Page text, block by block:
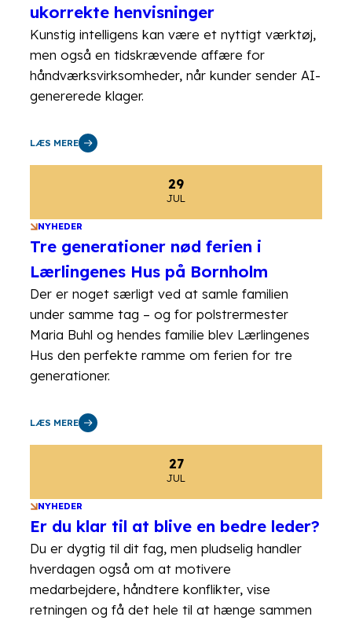
ukorrekte henvisninger
Kunstig intelligens kan være et nyttigt værktøj,
men også en tidskrævende affære for
håndværksvirksomheder, når kunder sender AI-
genererede klager.
LÆS MERE
29
JUL
NYHEDER
Tre generationer nød ferien i
Lærlingenes Hus på Bornholm
Der er noget særligt ved at samle familien
under samme tag – og for polstrermester
Maria Buhl og hendes familie blev Lærlingenes
Hus den perfekte ramme om ferien for tre
generationer.
LÆS MERE
27
JUL
NYHEDER
Er du klar til at blive en bedre leder?
Du er dygtig til dit fag, men pludselig handler
hverdagen også om at motivere
medarbejdere, håndtere konflikter, vise
retningen og få det hele til at hænge sammen